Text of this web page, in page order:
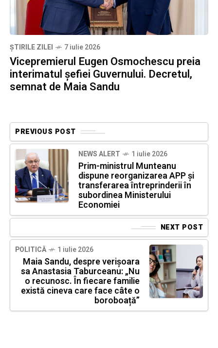
ȘTIRILE ZILEI 7 iulie 2026
Vicepremierul Eugen Osmochescu preia
interimatul șefiei Guvernului. Decretul,
semnat de Maia Sandu
PREVIOUS POST
NEWS ALERT 1 iulie 2026
Prim-ministrul Munteanu
dispune reorganizarea APP și
transferarea întreprinderii în
subordinea Ministerului
Economiei
NEXT POST
POLITICĂ 1 iulie 2026
Maia Sandu, despre verișoara
sa Anastasia Taburceanu: „Nu
o recunosc. În fiecare familie
există cineva care face câte o
boroboață”